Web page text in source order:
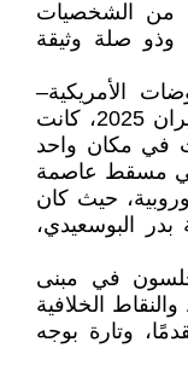
من الشخصيات
وذو صلة وثيقة
الأمريكية–
الإيرانية السابقة، خاصة قبل حرب حزيران 2025، كانت
في مكان واحد
مسقط عاصمة
حيث كان
بدر البوسعيدي،
في مبنى
الخلافية
وتارة بوجه